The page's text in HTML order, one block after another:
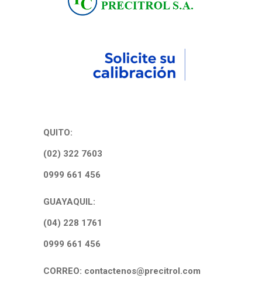
QUITO:
(02) 322 7603
0999 661 456
GUAYAQUIL:
(04) 228 1761
0999 661 456
CORREO: contactenos@precitrol.com